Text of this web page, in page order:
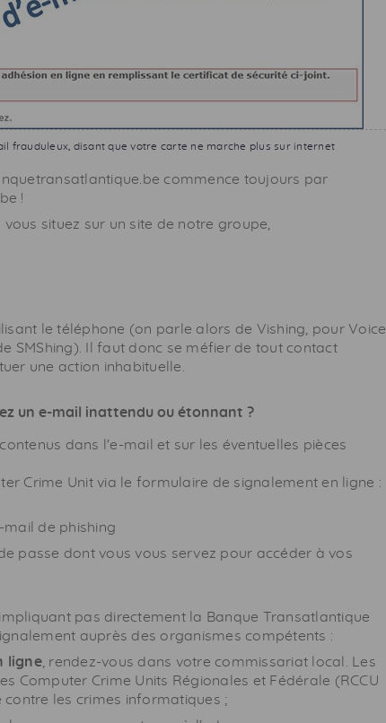
frauduleux, disant que votre carte ne marche plus sur internet
commence toujours par
!
situez sur un site de notre groupe,
le téléphone (on parle alors de Vishing , pour Voice
SMShing). Il faut donc se méfier de tout contact
une action inhabituelle.
un e-mail inattendu ou étonnant ?
dans l'e-mail et sur les éventuelles pièces
Crime Unitvia le formulaire de signalement en ligne :
mail de phishing
passe dont vous vous servez pour accéder à vos
pas directement la Banque Transatlantique
auprès des organismes compétents :
ligne, rendez-vous dans votre commissariat local. Les
Computer Crime Units Régionales et Fédérale (RCCU
les crimes informatiques ;